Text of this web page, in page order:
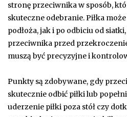
stronę przeciwnika w sposób,
skuteczne odebranie. Piłka
podłoża, jak i po odbiciu od
przeciwnika przed
muszą być precyzyjne i
Punkty są zdobywane, gdy
skutecznie odbić piłki lub
uderzenie piłki poza stół czy